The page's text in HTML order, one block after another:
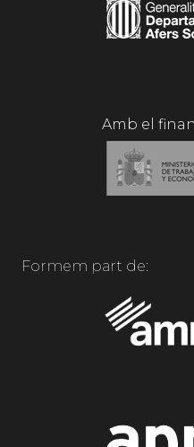
Amb el
Formem part de: